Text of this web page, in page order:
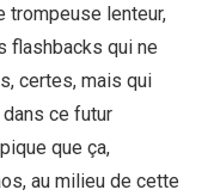
trompeuse lenteur,
flashbacks qui ne
certes, mais qui
ce futur
que ça,
au milieu de cette